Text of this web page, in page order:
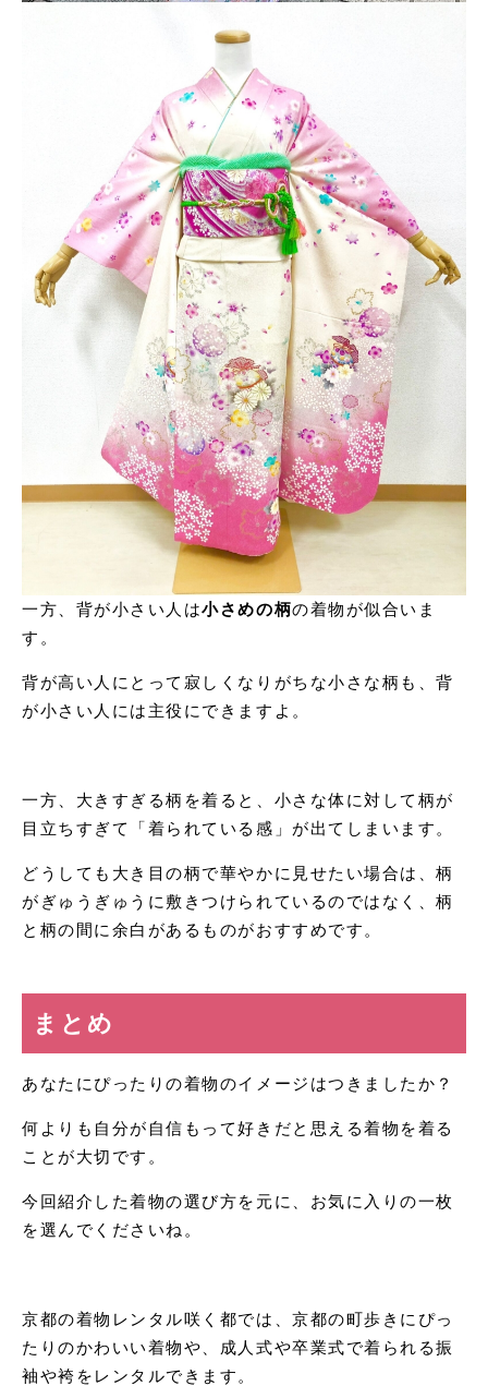
一方、背が小さい人は小さめの柄の着物が似合いま
す。
背が高い人にとって寂しくなりがちな小さな柄も、背
が小さい人には主役にできますよ。
一方、大きすぎる柄を着ると、小さな体に対して柄が
目立ちすぎて「着られている感」が出てしまいます。
どうしても大き目の柄で華やかに見せたい場合は、柄
がぎゅうぎゅうに敷きつけられているのではなく、柄
と柄の間に余白があるものがおすすめです。
まとめ
あなたにぴったりの着物のイメージはつきましたか？
何よりも自分が自信もって好きだと思える着物を着る
ことが大切です。
今回紹介した着物の選び方を元に、お気に入りの一枚
を選んでくださいね。
京都の着物レンタル咲く都では、京都の町歩きにぴっ
たりのかわいい着物や、成人式や卒業式で着られる振
袖や袴をレンタルできます。